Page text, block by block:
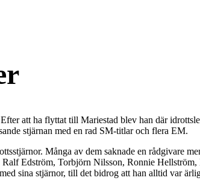
att ha flyttat till Mariestad blev han där
stjärnan med en rad SM-titlar och flera EM.
Många av dem saknade en rådgivare
Edström, Torbjörn Nilsson, Ronnie
sina stjärnor, till det bidrog att han alltid var